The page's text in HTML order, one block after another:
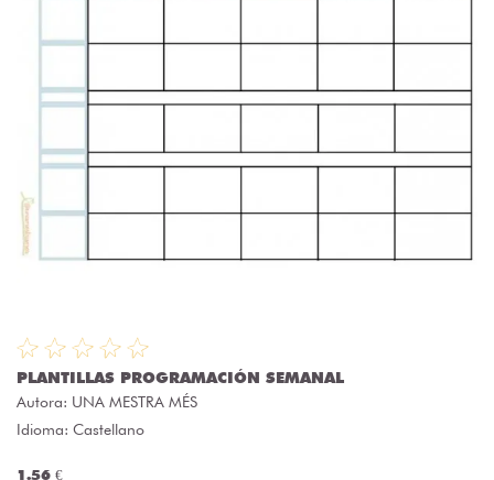
PLANTILLAS PROGRAMACIÓN SEMANAL
Autora: UNA MESTRA MÉS
Idioma: Castellano
1.56 €